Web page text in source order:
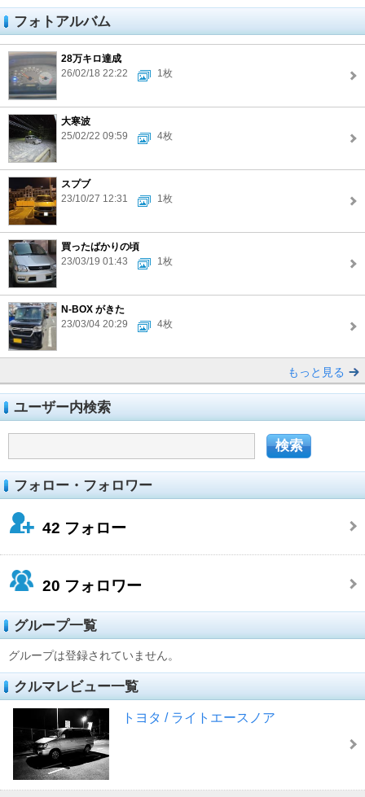
フォトアルバム
28万キロ達成
26/02/18 22:22
1枚
大寒波
25/02/22 09:59
4枚
スプブ
23/10/27 12:31
1枚
買ったばかりの頃
23/03/19 01:43
1枚
N-BOX がきた
23/03/04 20:29
4枚
もっと見る
ユーザー内検索
フォロー・フォロワー
42 フォロー
20 フォロワー
グループ一覧
グループは登録されていません。
クルマレビュー一覧
トヨタ / ライトエースノア